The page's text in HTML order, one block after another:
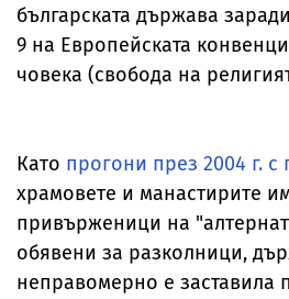
българската държава
9 на Европейската
човека (свобода на
Като прогони през 2004 г. с
храмовете и манастирите
привърженици на
обявени за разколници,
неправомерно е заставила